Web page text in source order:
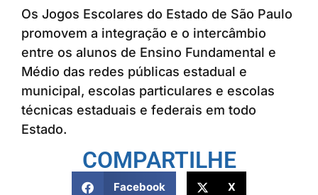
Os Jogos Escolares do Estado de São Paulo
promovem a integração e o intercâmbio
entre os alunos de Ensino Fundamental e
Médio das redes públicas estadual e
municipal, escolas particulares e escolas
técnicas estaduais e federais em todo
Estado.
COMPARTILHE
Facebook X